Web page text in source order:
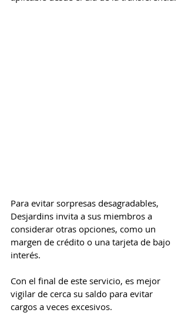
Para evitar sorpresas desagradables,
Desjardins invita a sus miembros a
considerar otras opciones, como un
margen de crédito o una tarjeta de bajo
interés.
Con el final de este servicio, es mejor
vigilar de cerca su saldo para evitar
cargos a veces excesivos.